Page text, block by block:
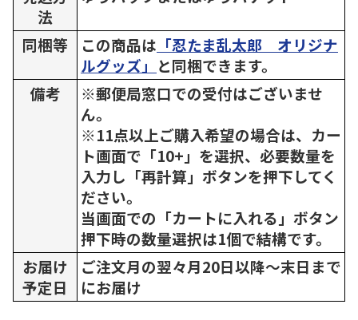
法
同梱等 この商品は 「忍たま乱太郎 オリジナ
ルグッズ」 と同梱できます。
備考
※郵便局窓口での受付はございませ
ん。
※11点以上ご購入希望の場合は、カー
ト画面で「10+」を選択、必要数量を
入力し「再計算」ボタンを押下してく
ださい。
当画面での「カートに入れる」ボタン
押下時の数量選択は1個で結構です。
お届け
予定日
ご注文月の翌々月20日以降～末日まで
にお届け